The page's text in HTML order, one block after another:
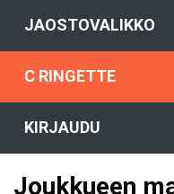
JAOSTOVALIKKO
C RINGETTE
KIRJAUDU
Joukkueen